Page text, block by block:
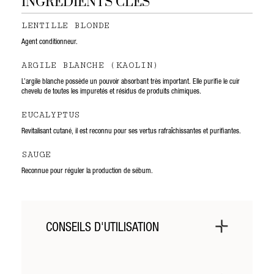
LENTILLE BLONDE
Agent conditionneur.
ARGILE BLANCHE (KAOLIN)
L’argile blanche possède un pouvoir absorbant très important. Elle purifie le cuir
chevelu de toutes les impuretés et résidus de produits chimiques.
EUCALYPTUS
Revitalisant cutané, il est reconnu pour ses vertus rafraîchissantes et purifiantes.
SAUGE
Reconnue pour réguler la production de sébum.
CONSEILS D'UTILISATION